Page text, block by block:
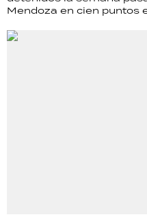
Mendoza en cien puntos